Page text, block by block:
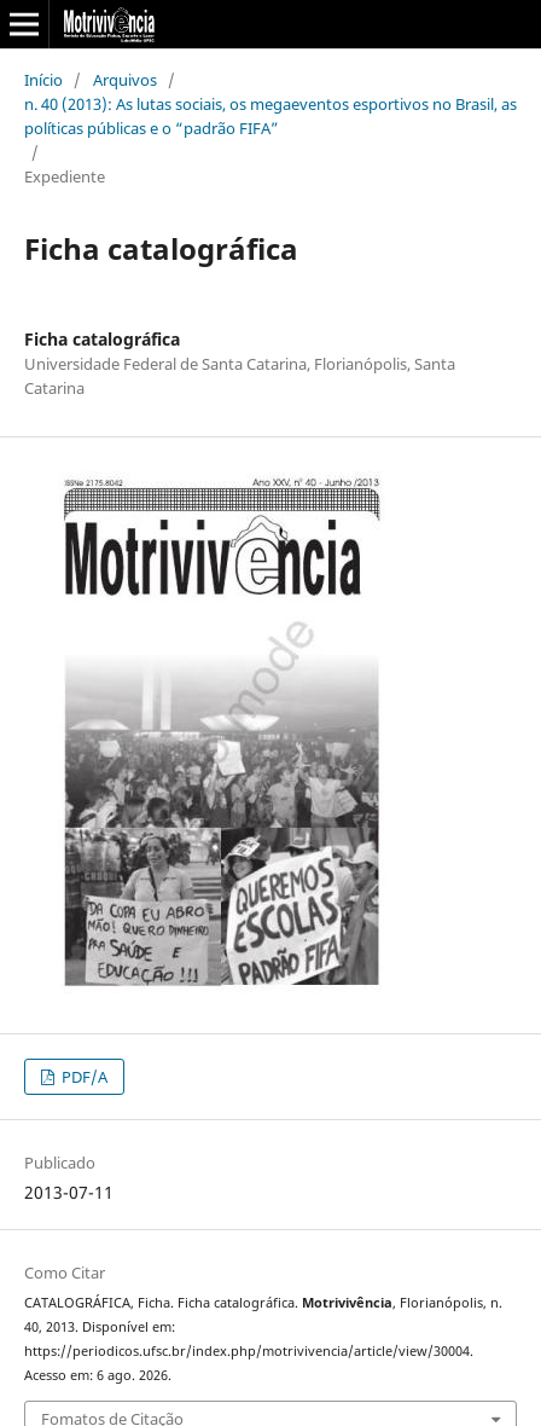
Início / Arquivos /
n. 40 (2013): As lutas sociais, os megaeventos esportivos no Brasil, as
políticas públicas e o “padrão FIFA”
/
Expediente
Ficha catalográfica
Ficha catalográfica
Universidade Federal de Santa Catarina, Florianópolis, Santa
Catarina
PDF/A
Publicado
2013-07-11
Como Citar
CATALOGRÁFICA, Ficha. Ficha catalográfica. Motrivivência, Florianópolis, n.
40, 2013. Disponível em:
https://periodicos.ufsc.br/index.php/motrivivencia/article/view/30004.
Acesso em: 6 ago. 2026.
Fomatos de Citação